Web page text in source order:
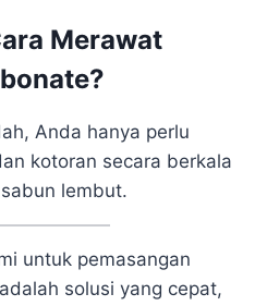
Merawat
Anda hanya perlu
kotoran secara berkala
lembut.
untuk pemasangan
solusi yang cepat,